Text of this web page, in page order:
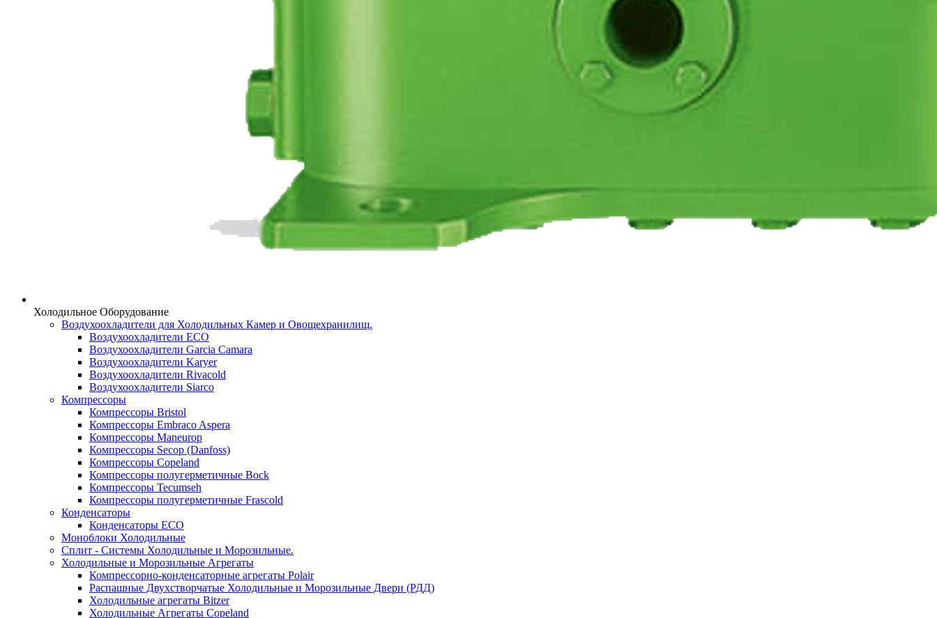
Холодильное Оборудование
Воздухоохладители для Холодильных Камер и Овощехранилищ.
Воздухоохладители ECO
Воздухоохладители Garcia Camara
Воздухоохладители Karyer
Воздухоохладители Rivacold
Воздухоохладители Siarco
Компрессоры
Компрессоры Bristol
Компрессоры Embraco Aspera
Компрессоры Maneurop
Компрессоры Secop (Danfoss)
Компрессоры Copeland
Компрессоры полугерметичные Bock
Компрессоры Tecumseh
Компрессоры полугерметичные Frascold
Конденсаторы
Конденсаторы ECO
Моноблоки Холодильные
Сплит - Системы Холодильные и Морозильные.
Холодильные и Морозильные Агрегаты
Компрессорно-конденсаторные агрегаты Polair
Распашные Двухстворчатые Холодильные и Морозильные Двери (РДД)
Холодильные агрегаты Bitzer
Холодильные Агрегаты Copeland